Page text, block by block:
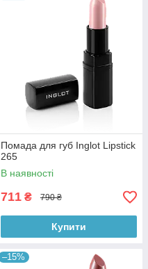
Помада для губ Inglot Lipstick
265
В наявності
711 ₴ 790 ₴
Купити
–15%